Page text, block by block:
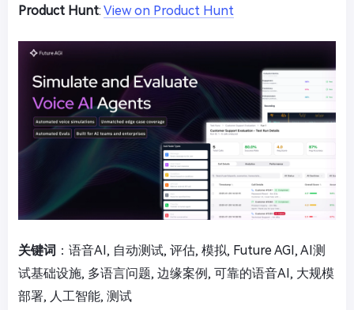
Product Hunt: View on Product Hunt
关键词 ：语音AI, 自动测试, 评估, 模拟, Future AGI, AI测
试基础设施, 多语言问题, 边缘案例, 可靠的语音AI, 大规模
部署, 人工智能, 测试